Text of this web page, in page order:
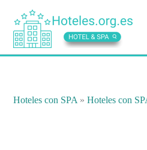
contenido
Hoteles con SPA » Hoteles con